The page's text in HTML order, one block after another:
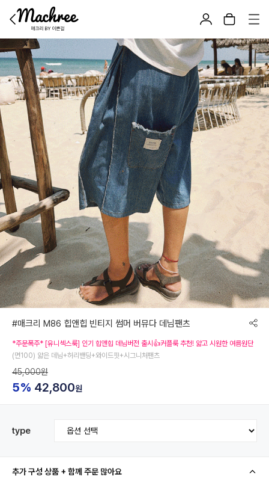
#매크리 M86 힙앤힙 빈티지 썸머 버뮤다 데님팬츠
*주문폭주* [유니섹스룩] 인기 힙앤힙 데님버전 출시👍커플룩 추천! 얇고 시원한 여름원단
(면100) 얇은 데님+허리밴딩+와이드핏+시그니처팬츠
45,000원
5% 42,800원
type
추가 구성 상품 + 함께 주문 많아요